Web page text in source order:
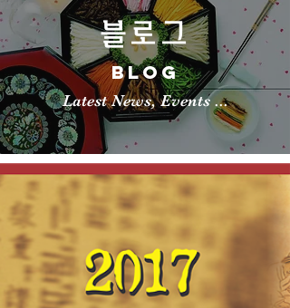
블로그
BLOG
Latest News, Events ...